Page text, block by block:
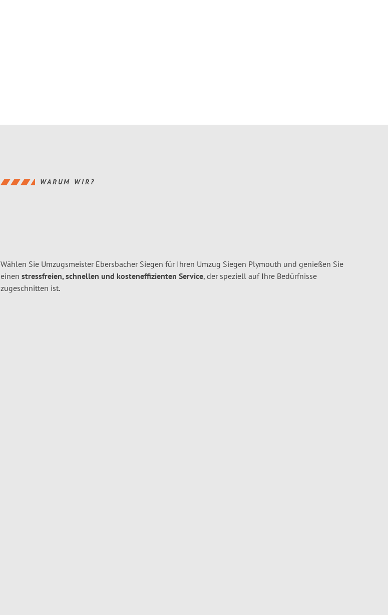
WARUM WIR?
Wählen Sie Umzugsmeister Ebersbacher Siegen für Ihren Umzug Siegen Plymouth und genießen Sie
einen stressfreien, schnellen und kosteneffizienten Service, der speziell auf Ihre Bedürfnisse
zugeschnitten ist.